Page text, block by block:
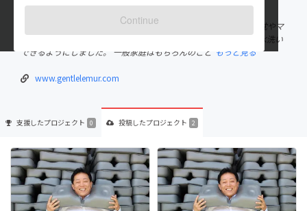
Continue
出身国：未設定
洗濯ができないメモリフォームやラテックスフォームで作られた枕やマ
ットレスといった寝具類を表面をコーティング処理していつでも水洗い
できるようにしました。 一般家庭はもちろんのこと もっと見る
www.gentlelemur.com
支援したプロジェクト 0 投稿したプロジェクト 2